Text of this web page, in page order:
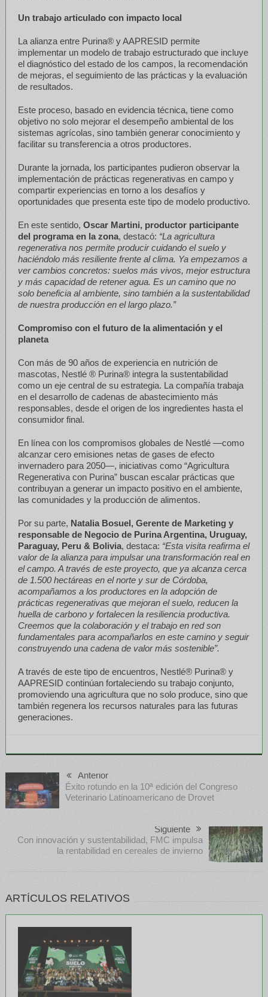
Un trabajo articulado con impacto local
La alianza entre Purina® y AAPRESID permite
implementar un modelo de trabajo estructurado que incluye
el diagnóstico del estado de los campos, la recomendación
de mejoras, el seguimiento de las prácticas y la evaluación
de resultados.
Este proceso, basado en evidencia técnica, tiene como
objetivo no solo mejorar el desempeño ambiental de los
sistemas agrícolas, sino también generar conocimiento y
facilitar su transferencia a otros productores.
Durante la jornada, los participantes pudieron observar la
implementación de prácticas regenerativas en campo y
compartir experiencias en torno a los desafíos y
oportunidades que presenta este tipo de modelo productivo.
En este sentido, Oscar Martini, productor participante
del programa en la zona, destacó: “La agricultura
regenerativa nos permite producir cuidando el suelo y
haciéndolo más resiliente frente al clima. Ya empezamos a
ver cambios concretos: suelos más vivos, mejor estructura
y más capacidad de retener agua. Es un camino que no
solo beneficia al ambiente, sino también a la sustentabilidad
de nuestra producción en el largo plazo.”
Compromiso con el futuro de la alimentación y el
planeta
Con más de 90 años de experiencia en nutrición de
mascotas, Nestlé ® Purina® integra la sustentabilidad
como un eje central de su estrategia. La compañía trabaja
en el desarrollo de cadenas de abastecimiento más
responsables, desde el origen de los ingredientes hasta el
consumidor final.
En línea con los compromisos globales de Nestlé —como
alcanzar cero emisiones netas de gases de efecto
invernadero para 2050—, iniciativas como “Agricultura
Regenerativa con Purina” buscan escalar prácticas que
contribuyan a generar un impacto positivo en el ambiente,
las comunidades y la producción de alimentos.
Por su parte, Natalia Bosuel, Gerente de Marketing y
responsable de Negocio de Purina Argentina, Uruguay,
Paraguay, Peru & Bolivia, destaca: “Esta visita reafirma el
valor de la alianza para impulsar una transformación real en
el campo. A través de este proyecto, que ya alcanza cerca
de 1.500 hectáreas en el norte y sur de Córdoba,
acompañamos a los productores en la adopción de
prácticas regenerativas que mejoran el suelo, reducen la
huella de carbono y fortalecen la resiliencia productiva.
Creemos que la colaboración y el trabajo en red son
fundamentales para acompañarlos en este camino y seguir
construyendo una cadena de valor más sostenible”.
A través de este tipo de encuentros, Nestlé® Purina® y
AAPRESID continúan fortaleciendo su trabajo conjunto,
promoviendo una agricultura que no solo produce, sino que
también regenera los recursos naturales para las futuras
generaciones.
Anterior
Éxito rotundo en la 10ª edición del Congreso
Veterinario Latinoamericano de Drovet
Siguiente
Con innovación y sustentabilidad, FMC impulsa
la rentabilidad en cereales de invierno
ARTÍCULOS RELATIVOS